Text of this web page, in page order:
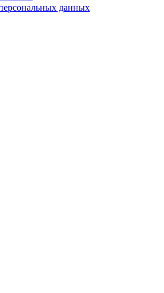
данных